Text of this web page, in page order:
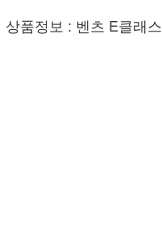
상품정보 : 벤츠 E클래